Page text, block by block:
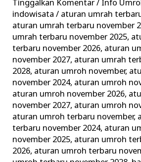
Tinggalkan Komentar/ Info
indowisata/ aturan umrah
aturan umrah terbaru november
umrah terbaru november 2025,
terbaru november 2026, aturan
november 2027, aturan umrah
2028, aturan umroh november,
november 2024, aturan umroh
aturan umroh november 2026,
november 2027, aturan umroh
aturan umroh terbaru november,
terbaru november 2024, aturan
november 2025, aturan umroh
2026, aturan umroh terbaru
Tahun
ini
Lengkap
Alhijaz
Indowisata